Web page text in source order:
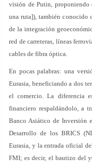
visión de Putin, proponiendo
una ruta]), también conocido
de la integración
red de carreteras, líneas
cables de fibra óptica.
En pocas palabras: una
Eurasia, beneficiando a dos
el comercio. La diferencia
financiero respaldándolo, a
Banco Asiático de Inversión
Desarrollo de los BRICS
Eurasia, y la entrada oficial
FMI; es decir, el bautizo del